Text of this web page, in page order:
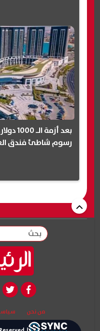
بعد
رسوم شاطئ فندق
بحث
من نحن